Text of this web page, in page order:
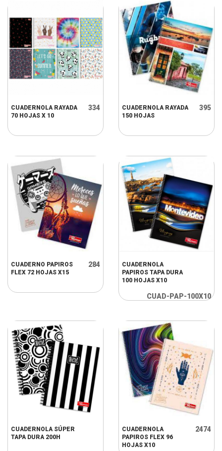
CUADERNOLA RAYADA
70 HOJAS X 10
334
CUADERNOLA RAYADA
150 HOJAS
395
CUADERNO PAPIROS
FLEX 72 HOJAS X15
284
CUADERNOLA
PAPIROS TAPA DURA
100 HOJAS X10
CUAD-PAP-100X10
CUADERNOLA SÚPER
TAPA DURA 200H
CUADERNOLA
PAPIROS FLEX 96
HOJAS X10
2474